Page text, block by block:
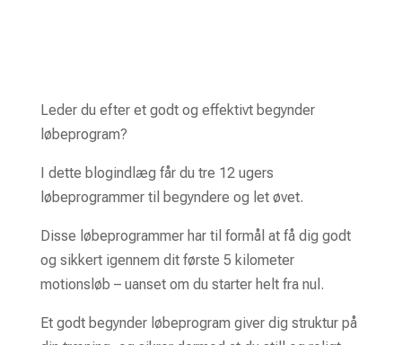
Leder du efter et godt og effektivt begynder
løbeprogram?
I dette blogindlæg får du tre 12 ugers
løbeprogrammer til begyndere og let øvet.
Disse løbeprogrammer har til formål at få dig godt
og sikkert igennem dit første 5 kilometer
motionsløb – uanset om du starter helt fra nul.
Et godt begynder løbeprogram giver dig struktur på